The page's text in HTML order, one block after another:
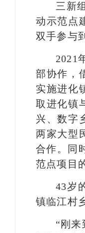
三新
动示范点
双手参与
2021
部协作，
实施进化
取进化镇
兴、数字
两家大型
合作。同
范点项目
43岁
镇临江村
“刚